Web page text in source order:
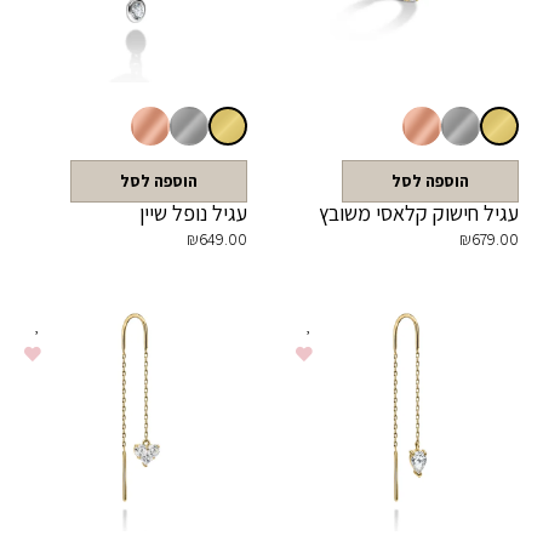
הוספה לסל
עגיל חישוק קלאסי משובץ
₪679.00
הוספה לסל
עגיל נופל שיין
₪649.00